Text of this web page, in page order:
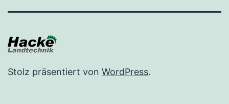
Stolz präsentiert von WordPress.